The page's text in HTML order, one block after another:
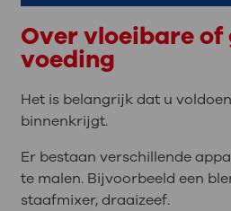
Over vloeibare of
voeding
Het is belangrijk dat u
binnenkrijgt.
Er bestaan verschillende
te malen. Bijvoorbeeld een
staafmixer, draaizeef.